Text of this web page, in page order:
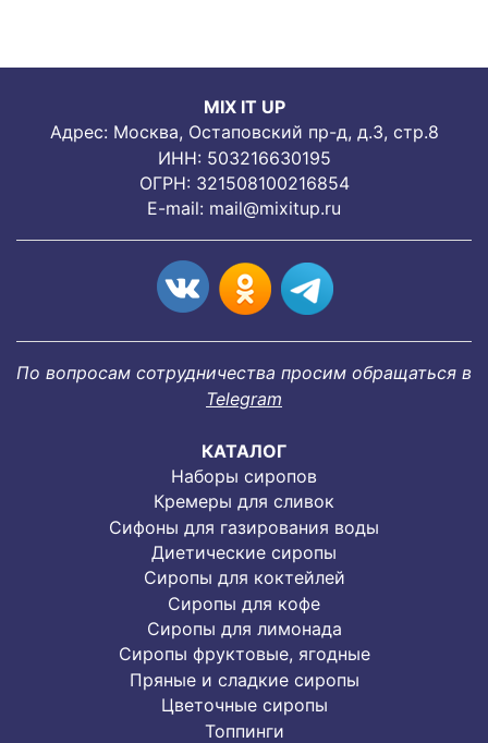
MIX IT UP
Адрес: Москва, Остаповский пр-д, д.3, стр.8
ИНН: 503216630195
ОГРН: 321508100216854
E-mail: mail@mixitup.ru
По вопросам сотрудничества просим обращаться в
Telegram
КАТАЛОГ
Наборы сиропов
Кремеры для сливок
Сифоны для газирования воды
Диетические сиропы
Сиропы для коктейлей
Сиропы для кофе
Сиропы для лимонада
Cиропы фруктовые, ягодные
Пряные и сладкие сиропы
Цветочные сиропы
Топпинги